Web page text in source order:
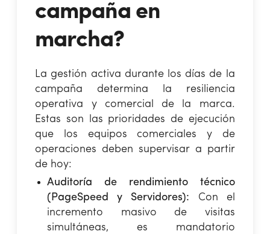
campaña en
marcha?
La gestión activa durante los días de la
campaña determina la resiliencia
operativa y comercial de la marca.
Estas son las prioridades de ejecución
que los equipos comerciales y de
operaciones deben supervisar a partir
de hoy:
Auditoría de rendimiento técnico
(PageSpeed y Servidores): Con el
incremento masivo de visitas
simultáneas, es mandatorio